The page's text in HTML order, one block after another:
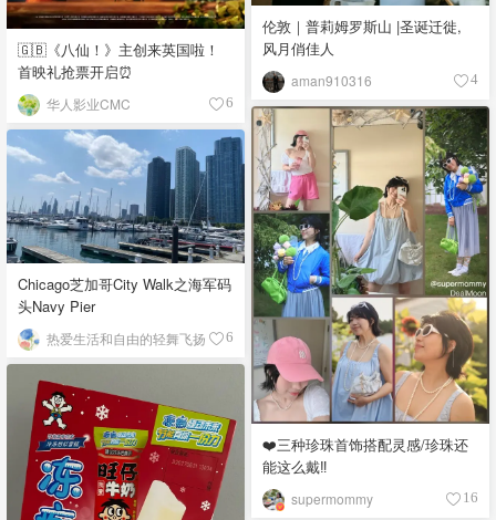
🇬🇧《八仙！》主创来英国啦！
首映礼抢票开启⏰
华人影业CMC 6
伦敦｜普莉姆罗斯山 |圣诞迁徙,
风月俏佳人
aman910316 4
❤️三种珍珠首饰搭配灵感/珍珠还
能这么戴‼️
supermommy 16
Chicago芝加哥City Walk之海军码
头Navy Pier
热爱生活和自由的轻舞飞扬 6